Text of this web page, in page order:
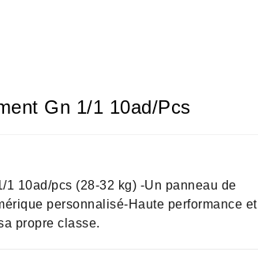
Gn 1/1 10ad/pcs
10ad/pcs (28-32 kg) -Un panneau de
personnalisé-Haute performance et
propre classe.